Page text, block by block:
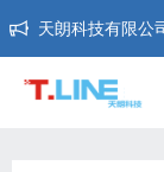
天朗科技有限公司